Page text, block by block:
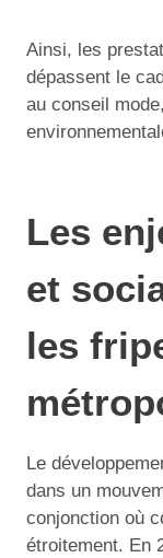
Ainsi, les
dépassent le
au conseil
Les
et
les
Le
dans un
conjonction où
étroitement. En